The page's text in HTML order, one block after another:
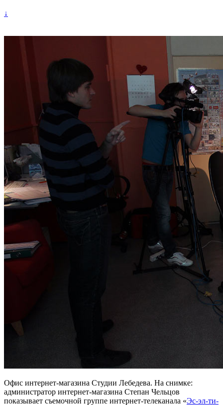
↓
Офис интернет-магазина Студии Лебедева. На снимке:
администратор интернет-магазина Степан Чельцов
показывает съемочной группе интернет-телеканала «Эс-эл-ти-